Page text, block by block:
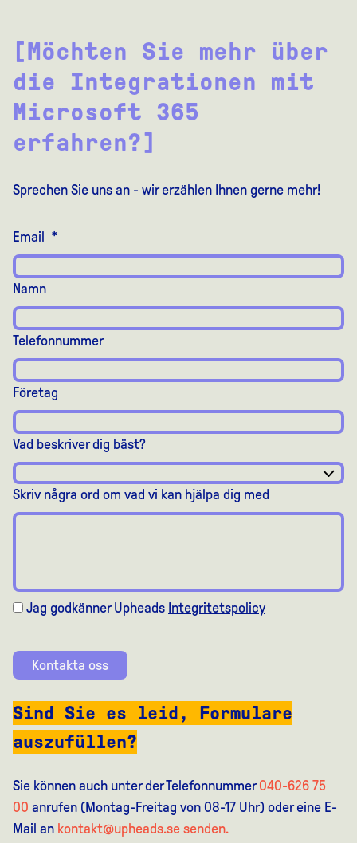
[Möchten Sie mehr über
die Integrationen mit
Microsoft 365
erfahren?]
Sprechen Sie uns an - wir erzählen Ihnen gerne mehr!
Email *
Namn
Telefonnummer
Företag
Vad beskriver dig bäst?
Skriv några ord om vad vi kan hjälpa dig med
Jag godkänner Upheads Integritetspolicy
Kontakta oss
Sind Sie es leid, Formulare
auszufüllen?
Sie können auch unter der Telefonnummer040-626 75
00 anrufen (Montag-Freitag von 08-17 Uhr) oder eine E-
Mail an kontakt@upheads.se senden.